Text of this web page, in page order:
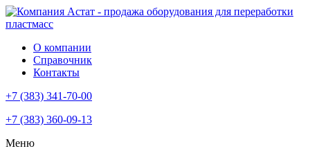
О компании
Справочник
Контакты
+7 (383) 341-70-00
+7 (383) 360-09-13
Меню